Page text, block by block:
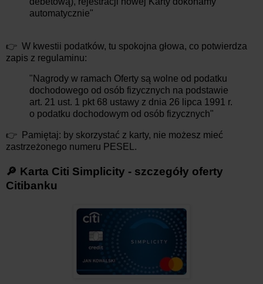
automatycznie"
👉 W kwestii podatków, tu spokojna głowa, co potwierdza
zapis z regulaminu:
"Nagrody w ramach Oferty są wolne od podatku
dochodowego od osób fizycznych na podstawie
art. 21 ust. 1 pkt 68 ustawy z dnia 26 lipca 1991 r.
o podatku dochodowym od osób fizycznych"
👉 Pamiętaj: by skorzystać z karty, nie możesz mieć
zastrzeżonego numeru PESEL.
🔎 Karta Citi Simplicity - szczegóły oferty
Citibanku